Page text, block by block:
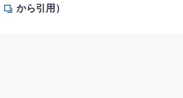
から引用）